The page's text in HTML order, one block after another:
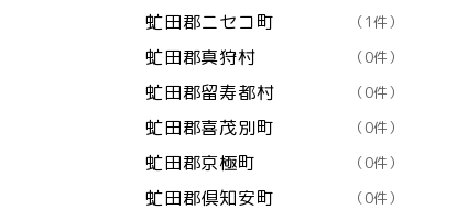
虻田郡ニセコ町 （1件）
虻田郡真狩村 （0件）
虻田郡留寿都村 （0件）
虻田郡喜茂別町 （0件）
虻田郡京極町 （0件）
虻田郡倶知安町 （0件）